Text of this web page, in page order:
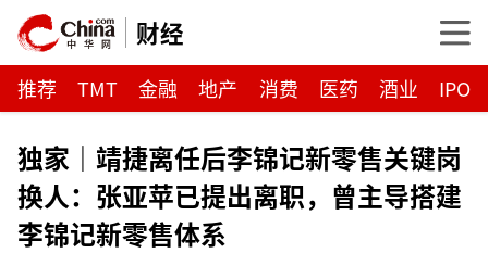
财经
推荐 TMT 金融 地产 消费 医药 酒业 IPO
独家｜靖捷离任后李锦记新零售关键岗
换人：张亚苹已提出离职，曾主导搭建
李锦记新零售体系